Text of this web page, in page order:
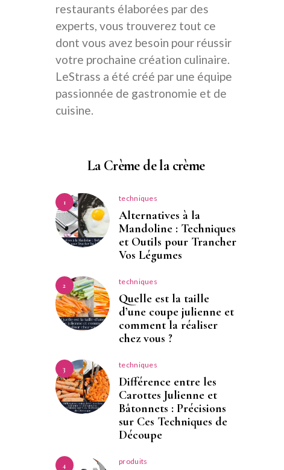
restaurants élaborées par des
experts, vous trouverez tout ce
dont vous avez besoin pour réussir
votre prochaine création culinaire.
LeStrass a été créé par une équipe
passionnée de gastronomie et de
cuisine.
La Crème de la crème
1 techniques
Alternatives à la
Mandoline : Techniques
et Outils pour Trancher
Vos Légumes
2 techniques
Quelle est la taille
d’une coupe julienne et
comment la réaliser
chez vous ?
3 techniques
Différence entre les
Carottes Julienne et
Bâtonnets : Précisions
sur Ces Techniques de
Découpe
4 produits